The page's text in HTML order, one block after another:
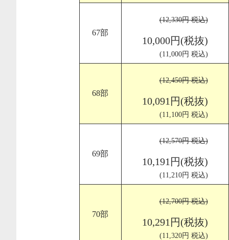
67部
(12,330円 税込)
10,000円(税抜)
(11,000円 税込)
68部
(12,450円 税込)
10,091円(税抜)
(11,100円 税込)
69部
(12,570円 税込)
10,191円(税抜)
(11,210円 税込)
70部
(12,700円 税込)
10,291円(税抜)
(11,320円 税込)